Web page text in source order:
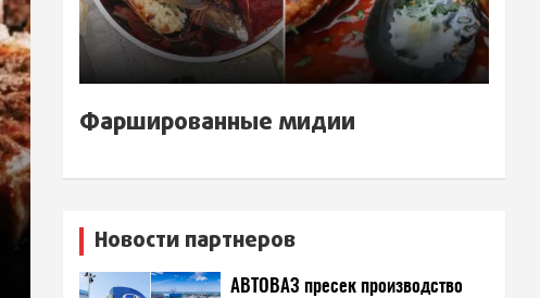
Фаршированные мидии
Новости партнеров
АВТОВАЗ пресек производство